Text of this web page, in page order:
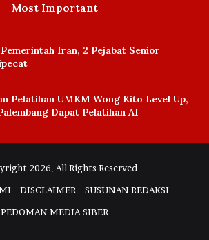
Most Important
Iran, 2 Pejabat Senior
Pelatihan UMKM Wong Kito Level Up,
Dapat Pelatihan AI
2026, All Rights Reserved
DISCLAIMER
SUSUNAN REDAKSI
PEDOMAN MEDIA SIBER